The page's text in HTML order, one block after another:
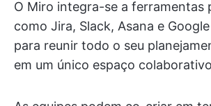
O Miro integra-se a ferramentas
como Jira, Slack, Asana e
para reunir todo o seu
em um único espaço